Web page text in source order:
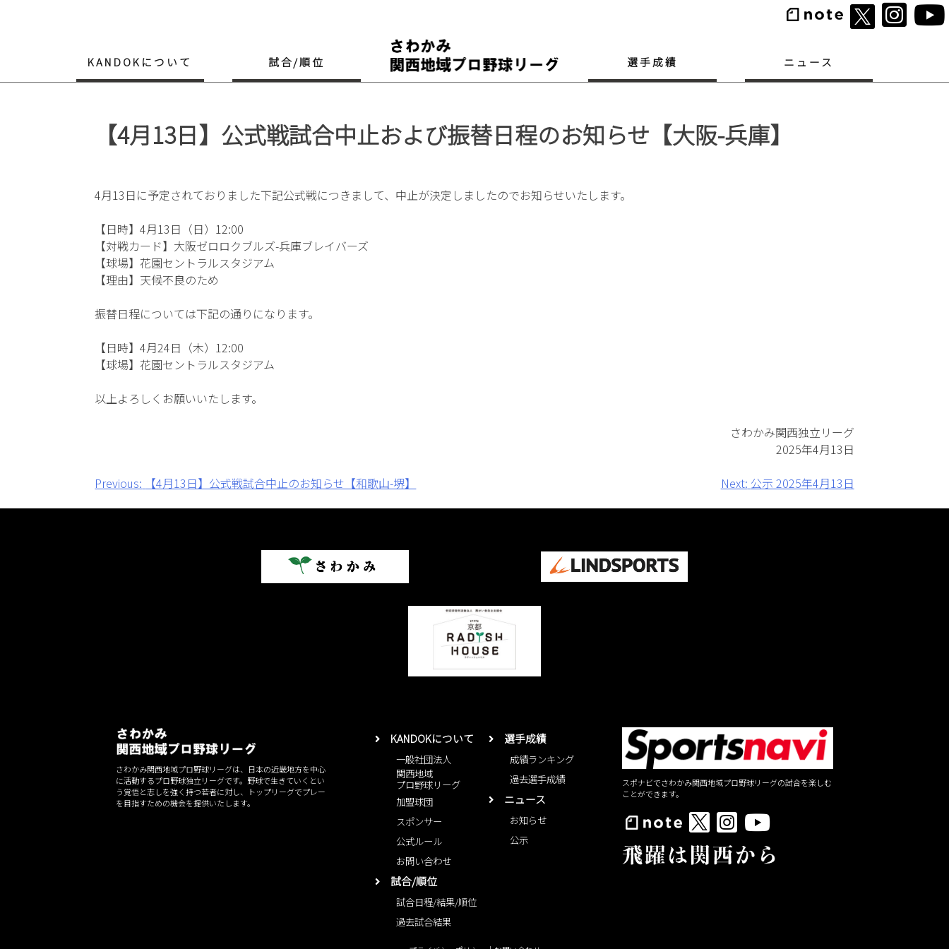
KANDOKについて 試合/順位 選手成績 ニュース
【4月13日】公式戦試合中止および振替日程のお知らせ【大阪-兵庫】
4月13日に予定されておりました下記公式戦につきまして、中止が決定しましたのでお知らせいたします。
【日時】4月13日（日）12:00
【対戦カード】大阪ゼロロクブルズ-兵庫ブレイバーズ
【球場】花園セントラルスタジアム
【理由】天候不良のため
振替日程については下記の通りになります。
【日時】4月24日（木）12:00
【球場】花園セントラルスタジアム
以上よろしくお願いいたします。
さわかみ関西独立リーグ
2025年4月13日
投
稿
Previous: 【4月13日】公式戦試合中止のお知らせ【和歌山-堺】 Next: 公示 2025年4月13日
さわかみ関西地域プロ野球リーグは、日本の近畿地方を中心
に活動するプロ野球独立リーグです。野球で生きていくとい
う覚悟と志しを強く持つ若者に対し、トップリーグでプレー
を目指すための機会を提供いたします。
KANDOKについて
一般社団法人
関西地域
プロ野球リーグ
加盟球団
スポンサー
公式ルール
お問い合わせ
試合/順位
試合日程/結果/順位
過去試合結果
選手成績
成績ランキング
過去選手成績
ニュース
お知らせ
公示
スポナビでさわかみ関西地域プロ野球リーグの試合を楽しむ
ことができます。